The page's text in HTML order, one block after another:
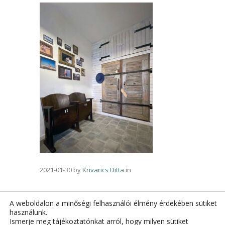
2021-01-30 byKrivarics Ditta in
A weboldalon a minőségi felhasználói élmény érdekében sütiket
használunk.
Ismerje meg tájékoztatónkat arról, hogy milyen sütiket